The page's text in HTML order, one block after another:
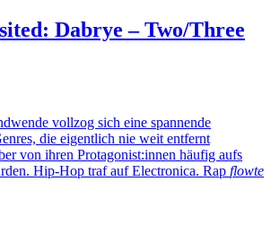
Dabrye – Two/Three
vollzog sich eine spannende
die eigentlich nie weit entfernt
von ihren Protagonist:innen häufig aufs
Hip-Hop traf auf Electronica. Rap flowte